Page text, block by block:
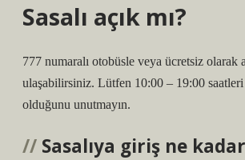
Sasalı açık mı?
777 numaralı otobüsle veya ücretsiz olarak
ulaşabilirsiniz. Lütfen 10:00 – 19:00 saatleri
olduğunu unutmayın.
Sasalıya giriş ne